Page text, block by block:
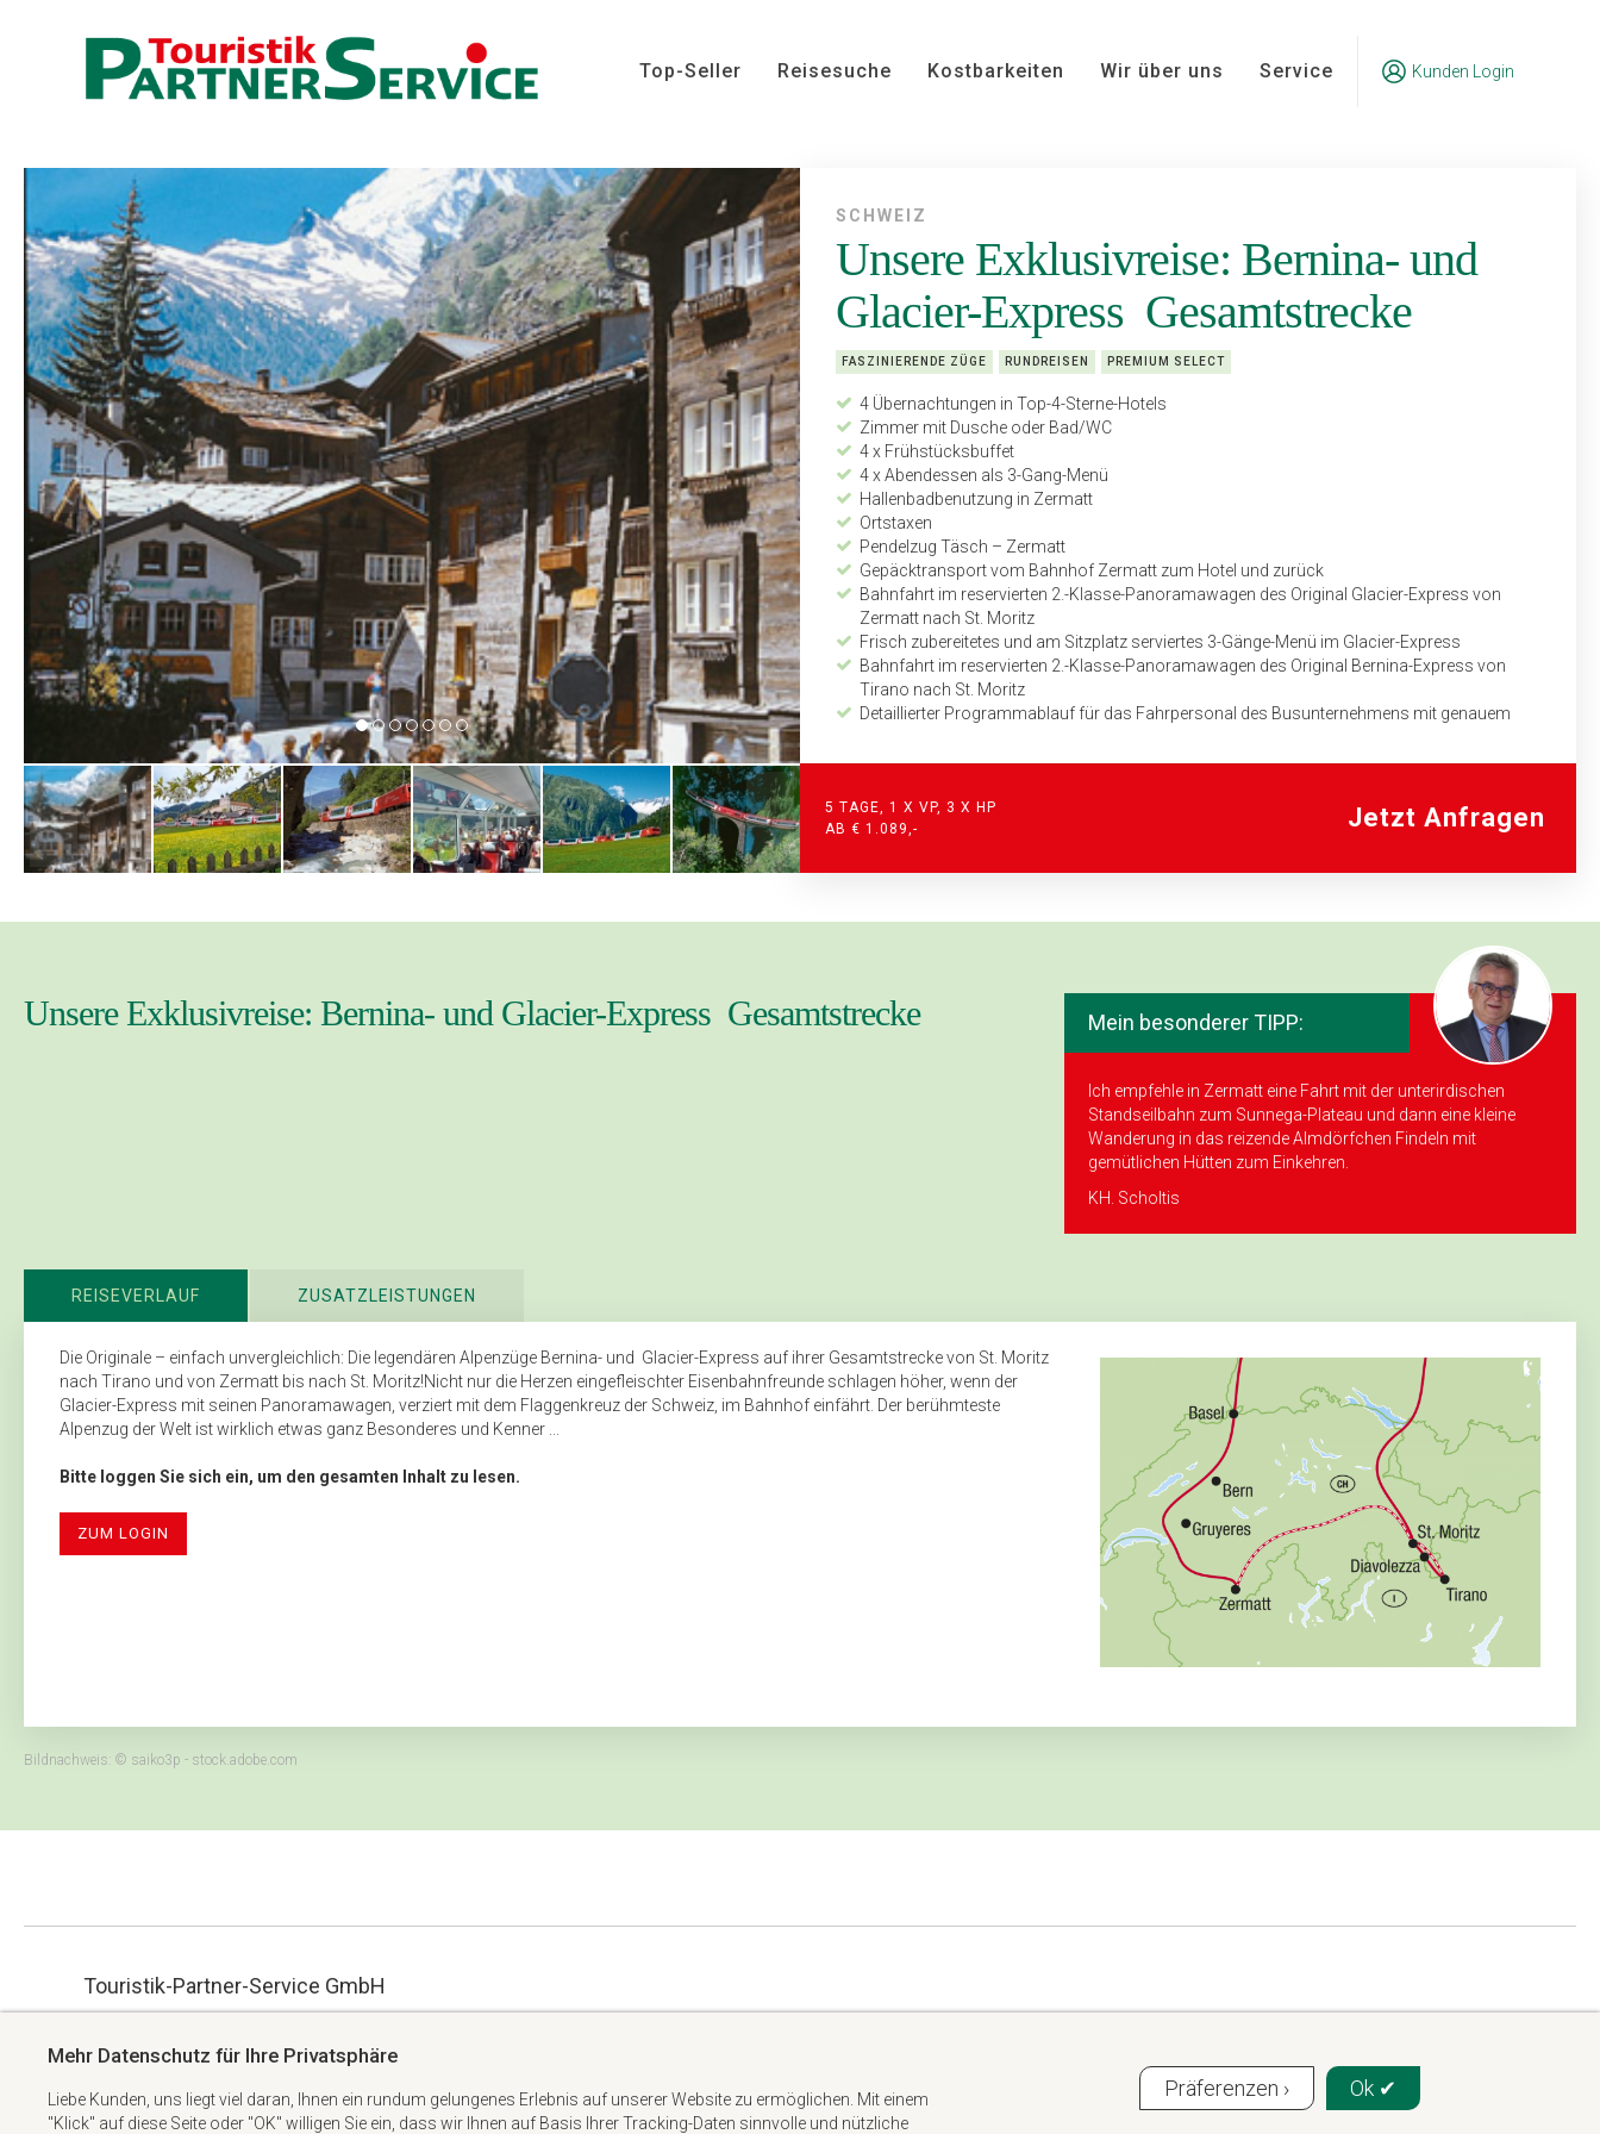
Top-Seller Reisesuche Kostbarkeiten Wir über uns Service Kunden Login
SCHWEIZ
Unsere Exklusivreise: Bernina- und
Glacier-Express Gesamtstrecke
FASZINIERENDE ZÜGE RUNDREISEN PREMIUM SELECT
4 Übernachtungen in Top-4-Sterne-Hotels
Zimmer mit Dusche oder Bad/WC
4 x Frühstücksbuffet
4 x Abendessen als 3-Gang-Menü
Hallenbadbenutzung in Zermatt
Ortstaxen
Pendelzug Täsch – Zermatt
Gepäcktransport vom Bahnhof Zermatt zum Hotel und zurück
Bahnfahrt im reservierten 2.-Klasse-Panoramawagen des Original Glacier-Express von
Zermatt nach St. Moritz
Frisch zubereitetes und am Sitzplatz serviertes 3-Gänge-Menü im Glacier-Express
Bahnfahrt im reservierten 2.-Klasse-Panoramawagen des Original Bernina-Express von
Tirano nach St. Moritz
Detaillierter Programmablauf für das Fahrpersonal des Bus­unternehmens mit genauem
24-Stunden Notfall-Telefon
Eintritt Schaukäserei Greyerz inkl. Mittagessen (3-Gang-Menü)
5 TAGE, 1 X VP, 3 X HP
AB € 1.089,-
Jetzt Anfragen
Unsere Exklusivreise: Bernina- und Glacier-Express Gesamtstrecke Mein besonderer TIPP:
Ich empfehle in Zermatt eine Fahrt mit der unter­irdischen
Standseilbahn zum Sunnega-Plateau und dann eine kleine
Wanderung in das reizende Almdörfchen Findeln mit
gemütlichen Hütten zum Einkehren.
KH. Scholtis
REISEVERLAUF ZUSATZLEISTUNGEN
Die Originale – einfach unvergleichlich: Die legendären Alpenzüge Bernina- und Glacier-Express auf ihrer Gesamtstrecke von St. Moritz
nach Tirano und von Zermatt bis nach St. Moritz!Nicht nur die Herzen eingefleischter Eisenbahnfreunde schlagen höher, wenn der
Glacier-Express mit seinen Pano­ramawagen, verziert mit dem Flaggenkreuz der Schweiz, im Bahnhof einfährt. Der berühmteste
Alpenzug der Welt ist wirklich etwas ganz Besonderes und Kenner ...
Bitte loggen Sie sich ein, um den gesamten Inhalt zu lesen.
ZUM LOGIN
Bildnachweis: © saiko3p - stock.adobe.com
Touristik-Partner-Service GmbH
+49 6074 6982738
63322 Rödermark
AGB
Mehr Datenschutz für Ihre Privatsphäre
Liebe Kunden, uns liegt viel daran, Ihnen ein rundum gelungenes Erlebnis auf unserer Website zu ermöglichen. Mit einem
"Klick" auf diese Seite oder "OK" willigen Sie ein, dass wir Ihnen auf Basis Ihrer Tracking-Daten sinnvolle und nützliche
Präferenzen › Ok ✔